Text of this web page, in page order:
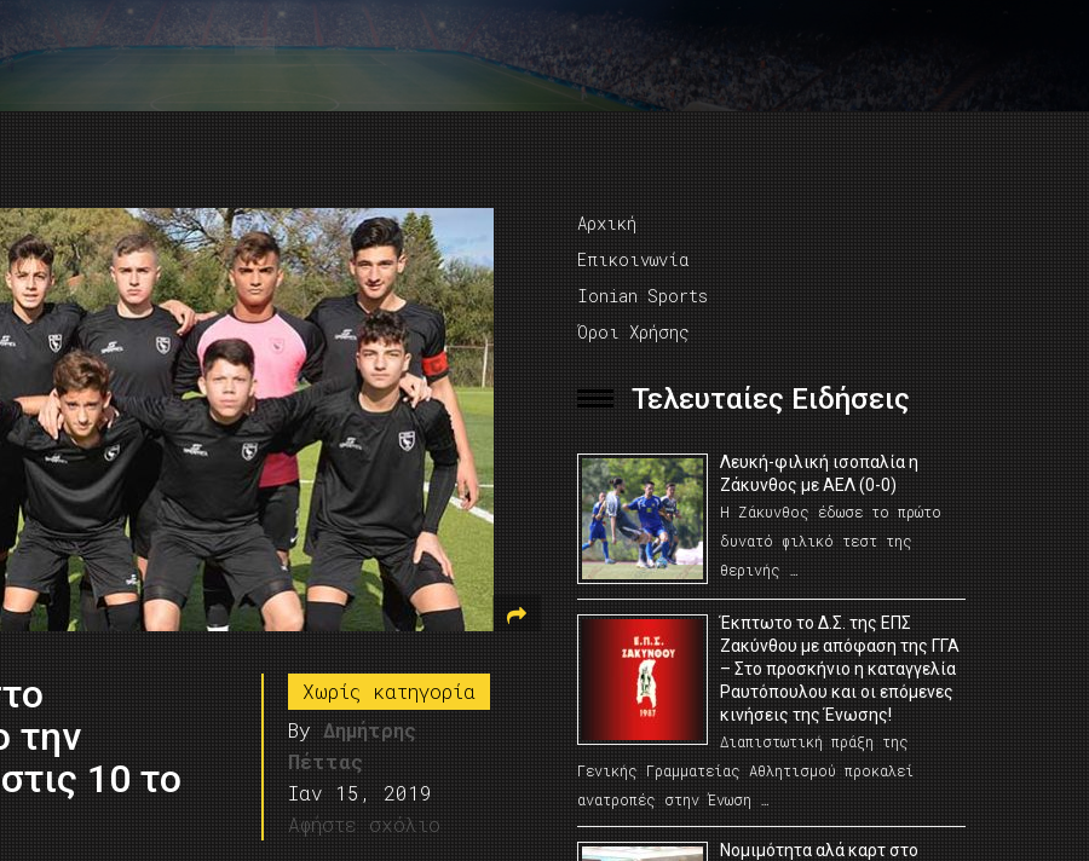
την
10 το
Χωρίς κατηγορία
By Δημήτρης
Πέττας
Ιαν 15, 2019
Αφήστε σχόλιο
Αρχική
Επικοινωνία
Ionian Sports
Όροι Χρήσης
Τελευταίες Ειδήσεις
Λευκή-φιλική ισοπαλία η
Ζάκυνθος με ΑΕΛ (0-0)
Η Ζάκυνθος έδωσε το πρώτο
δυνατό φιλικό τεστ της
θερινής …
Έκπτωτο το Δ.Σ. της ΕΠΣ
Ζακύνθου με απόφαση της ΓΓΑ
– Στο προσκήνιο η καταγγελία
Ραυτόπουλου και οι επόμενες
κινήσεις της Ένωσης!
Διαπιστωτική πράξη της
Γενικής Γραμματείας Αθλητισμού προκαλεί
ανατροπές στην Ένωση …
Νομιμότητα αλά καρτ στο